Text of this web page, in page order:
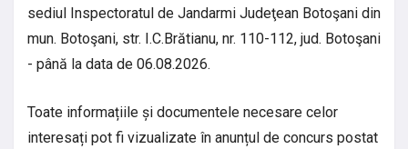
sediul Inspectoratul de Jandarmi Judeţean Botoşani din
mun. Botoşani, str. I.C.Brătianu, nr. 110-112, jud. Botoşani
- până la data de 06.08.2026.
Toate informațiile și documentele necesare celor
interesați pot fi vizualizate în anunțul de concurs postat